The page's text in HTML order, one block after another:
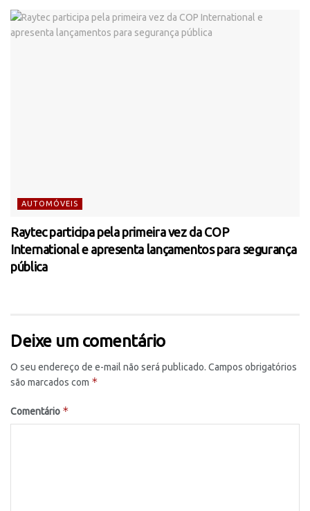
AUTOMÓVEIS
Raytec participa pela primeira vez da COP
International e apresenta lançamentos para segurança
pública
Deixe um comentário
O seu endereço de e-mail não será publicado. Campos obrigatórios
são marcados com *
Comentário *